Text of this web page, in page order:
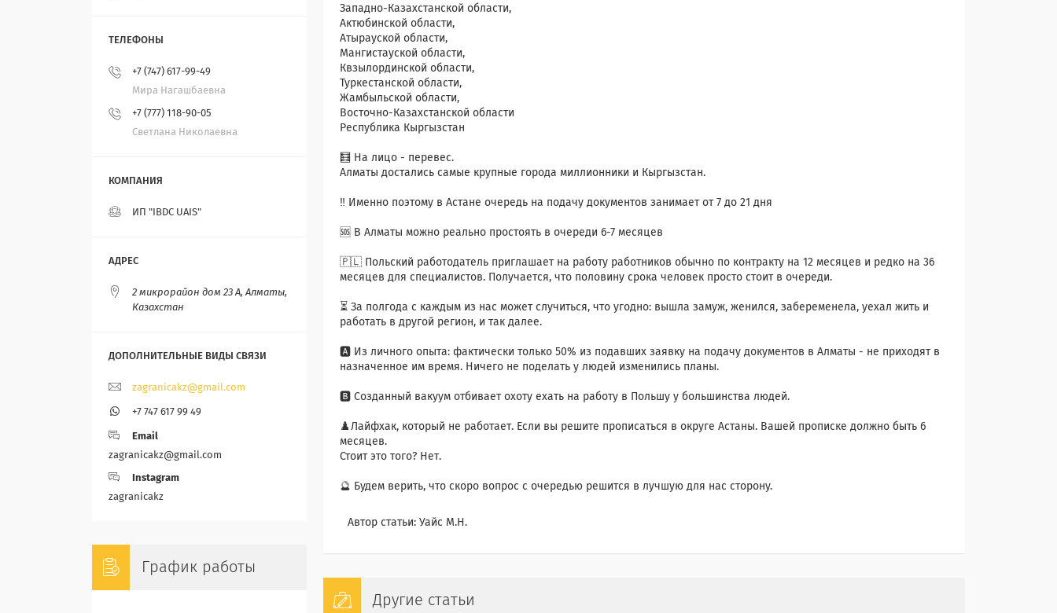
Западно-Казахстанской области,
Актюбинской области,
Атырауской области,
Мангистауской области,
Квзылординской области,
Туркестанской области,
Жамбыльской области,
Восточно-Казахстанской области
Республика Кыргызстан
🧮 На лицо - перевес.
Алматы достались самые крупные города миллионники и Кыргызстан.
‼️ Именно поэтому в Астане очередь на подачу документов занимает от 7 до 21 дня
🆘 В Алматы можно реально простоять в очереди 6-7 месяцев
🇵🇱 Польский работодатель приглашает на работу работников обычно по контракту на 12 месяцев и редко на 36
месяцев для специалистов. Получается, что половину срока человек просто стоит в очереди.
⏳ За полгода с каждым из нас может случиться, что угодно: вышла замуж, женился, забеременела, уехал жить и
работать в другой регион, и так далее.
🅰️ Из личного опыта: фактически только 50% из подавших заявку на подачу документов в Алматы - не приходят в
назначенное им время. Ничего не поделать у людей изменились планы.
🅱️ Созданный вакуум отбивает охоту ехать на работу в Польшу у большинства людей.
♟️Лайфхак, который не работает. Если вы решите прописаться в округе Астаны. Вашей прописке должно быть 6
месяцев.
Стоит это того? Нет.
🔮 Будем верить, что скоро вопрос с очередью решится в лучшую для нас сторону.
⠀Автор статьи: Уайс М.Н.
Другие статьи
+7 (747) 617-99-49
Мира Нагашбаевна
+7 (777) 118-90-05
Светлана Николаевна
ИП "IBDC UAIS"
2 микрорайон дом 23 А, Алматы,
Казахстан
zagranicakz@gmail.com
+7 747 617 99 49
Email
zagranicakz@gmail.com
Instagram
zagranicakz
График работы